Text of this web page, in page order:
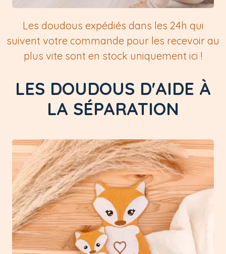
Les doudous expédiés dans les 24h qui
suivent votre commande pour les recevoir au
plus vite sont en stock uniquement ici !
LES DOUDOUS D'AIDE À
LA SÉPARATION